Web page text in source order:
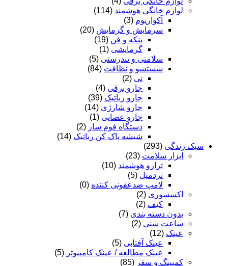
لوازم خانگی هوشمند (114)
آکواریوم (3)
سرمایش و گرمایش (20)
پنکه و فن (19)
گرمایشی (1)
سلامتی و تندرستی (5)
شستشو و نظافت (84)
تی (2)
جارو برقی (4)
جارو رباتیک (39)
جارو شارژی (14)
جارو عصایی (1)
دستگاه فوم ساز (2)
شیشه پاک کن رباتیک (14)
سبک زندگی (293)
ابزار سلامت (23)
ترازو هوشمند (10)
تردمیل (5)
لامپ ضدعفونی کننده (0)
اکسسوری (2)
کیف (2)
بدون دسته بندی (7)
ساعت شنی (2)
عینک (12)
عینک آفتابی (5)
عینک مطالعه / عینک کامپیوتر (5)
کمپینگ و سفر (85)